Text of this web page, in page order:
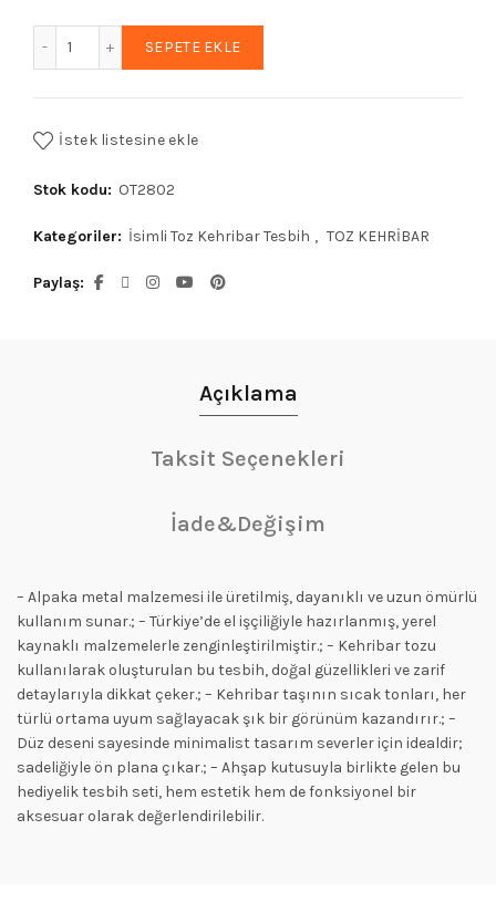
SEPETE EKLE
İstek listesine ekle
Stok kodu: OT2802
Kategoriler: İsimli Toz Kehribar Tesbih , TOZ KEHRİBAR
Paylaş
Açıklama
Taksit Seçenekleri
İade&Değişim
– Alpaka metal malzemesi ile üretilmiş, dayanıklı ve uzun ömürlü
kullanım sunar.; – Türkiye’de el işçiliğiyle hazırlanmış, yerel
kaynaklı malzemelerle zenginleştirilmiştir.; – Kehribar tozu
kullanılarak oluşturulan bu tesbih, doğal güzellikleri ve zarif
detaylarıyla dikkat çeker.; – Kehribar taşının sıcak tonları, her
türlü ortama uyum sağlayacak şık bir görünüm kazandırır.; –
Düz deseni sayesinde minimalist tasarım severler için idealdir;
sadeliğiyle ön plana çıkar.; – Ahşap kutusuyla birlikte gelen bu
hediyelik tesbih seti, hem estetik hem de fonksiyonel bir
aksesuar olarak değerlendirilebilir.